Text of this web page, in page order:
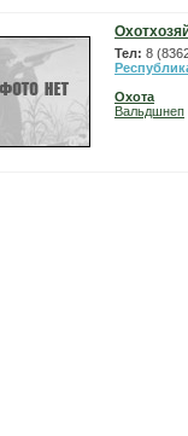
Тел: 8
Охота
Вальдшнеп